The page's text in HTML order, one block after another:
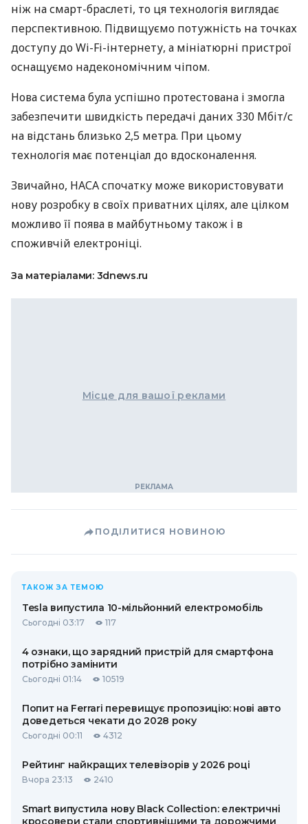
ніж на смарт-браслеті, то ця технологія виглядає
перспективною. Підвищуємо потужність на точках
доступу до Wi-Fi-інтернету, а мініатюрні пристрої
оснащуємо надекономічним чіпом.
Нова система була успішно протестована і змогла
забезпечити швидкість передачі даних 330 Мбіт/с
на відстань близько 2,5 метра. При цьому
технологія має потенціал до вдосконалення.
Звичайно, НАСАспочатку може використовувати
нову розробку в своїх приватних цілях, але цілком
можливо її поява в майбутньому також і в
споживчій електроніці.
За матеріалами: 3dnews.ru
Місце для вашої реклами
ПОДІЛИТИСЯ НОВИНОЮ
ТАКОЖ ЗА ТЕМОЮ
Tesla випустила 10-мільйонний електромобіль
Сьогодні 03:17 117
4 ознаки, що зарядний пристрій для смартфона
потрібно замінити
Сьогодні 01:14 10519
Попит на Ferrari перевищує пропозицію: нові авто
доведеться чекати до 2028 року
Сьогодні 00:11 4312
Рейтинг найкращих телевізорів у 2026 році
Вчора 23:13 2410
Smart випустила нову Black Collection: електричні
кросовери стали спортивнішими та дорожчими